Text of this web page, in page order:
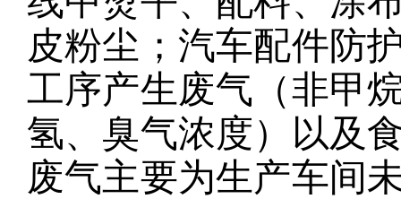
皮粉尘 ； 汽车配件防
工序产生废气（非甲
氢、臭气浓度）以及
废气主要为生产车间